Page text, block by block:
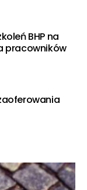
BHP na
pracowników